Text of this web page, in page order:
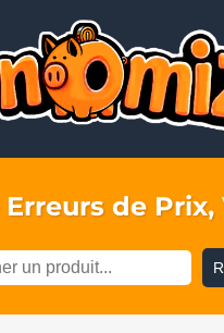
de Prix,